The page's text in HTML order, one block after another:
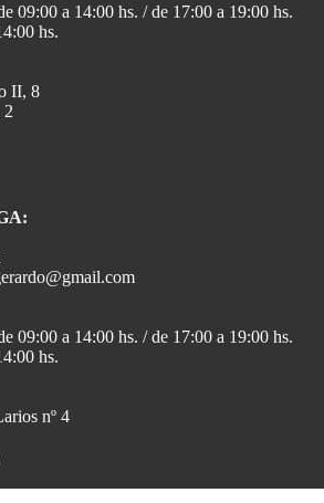
09:00 a 14:00 hs. / de 17:00 a 19:00 hs.
hs.
II, 8
2
09:00 a 14:00 hs. / de 17:00 a 19:00 hs.
hs.
nº 4